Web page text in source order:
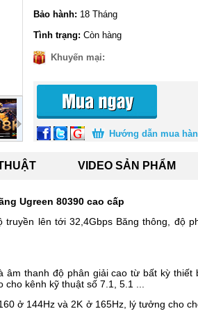
Bảo hành: 18 Tháng
Tình trạng: Còn hàng
Khuyến mại:
Hướng dẫn mua
VIDEO SẢN PHẨM
Ugreen 80390 cao cấp
lên tới 32,4Gbps Băng thông, độ
thanh độ phân giải cao từ bất kỳ
kênh kỹ thuật số 7.1, 5.1 ...
ở 144Hz và 2K ở 165Hz, lý tưởng cho